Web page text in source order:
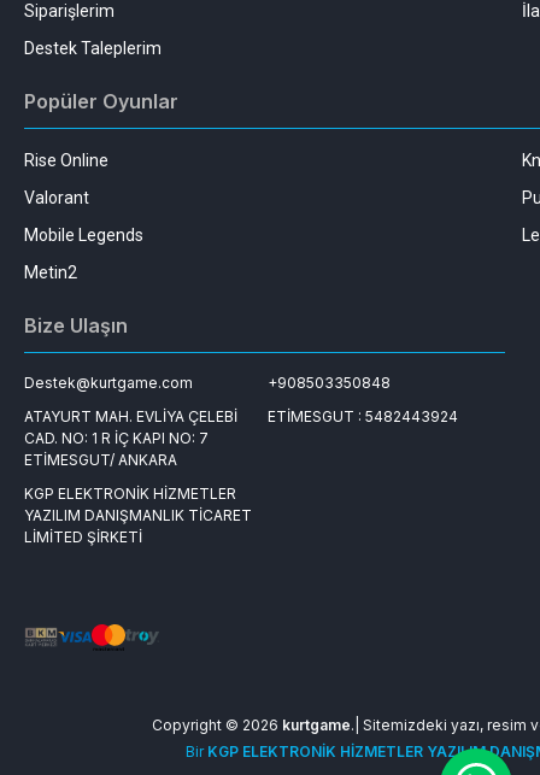
Siparişlerim
Destek Taleplerim
Popüler Oyunlar
Rise Online
Valorant
Mobile Legends
Metin2
Bize Ulaşın
Destek@kurtgame.com
+908503350848
ATAYURT MAH. EVLİYA ÇELEBİ
CAD. NO: 1 R İÇ KAPI NO: 7
ETİMESGUT/ ANKARA
ETİMESGUT : 5482443924
KGP ELEKTRONİK HİZMETLER
YAZILIM DANIŞMANLIK TİCARET
LİMİTED ŞİRKETİ
Copyright © 2026 kurtgame.| Sitemizdeki yazı, resim
Bir KGP ELEKTRONİK HİZMETLER YAZILIM